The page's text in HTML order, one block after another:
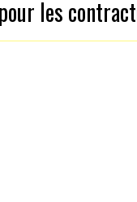
les